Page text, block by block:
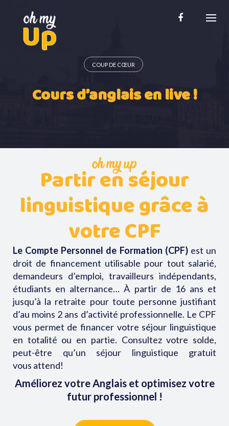
content
COUP DE CŒUR
Cours d’anglais en live !
oh my up
Partir en séjour
linguistique grâce à
votre CPF
Le Compte Personnel de Formation (CPF)est un
droit de financement utilisable pour tout salarié,
demandeurs d’emploi, travailleurs indépendants,
étudiants en alternance… À partir de 16 ans et
jusqu’à la retraite pour toute personne justifiant
d’au moins 2 ans d’activité professionnelle. Le CPF
vous permet de financer votre séjour linguistique
en totalité ou en partie. Consultez votre solde,
peut-être qu’un séjour linguistique gratuit
vous attend!
Améliorez votre Anglais et optimisez votre
futur professionnel !